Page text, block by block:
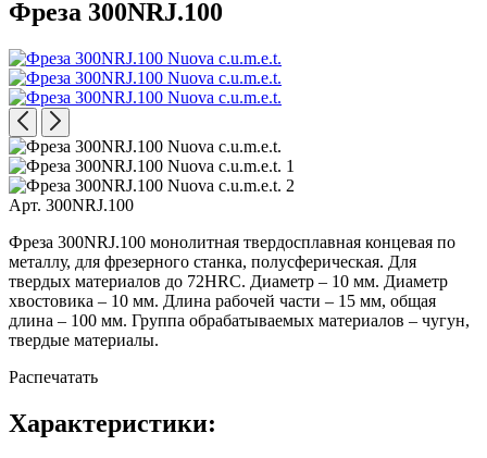
Фреза 300NRJ.100
Арт. 300NRJ.100
Фреза 300NRJ.100 монолитная твердосплавная концевая по
металлу, для фрезерного станка, полусферическая. Для
твердых материалов до 72HRC. Диаметр – 10 мм. Диаметр
хвостовика – 10 мм. Длина рабочей части – 15 мм, общая
длина – 100 мм. Группа обрабатываемых материалов – чугун,
твердые материалы.
Распечатать
Характеристики: